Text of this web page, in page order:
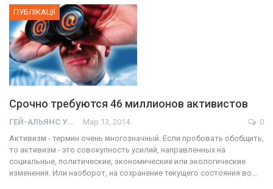
ПУБЛІКАЦІЇ
Срочно требуются 46 миллионов активистов
ГЕЙ-АЛЬЯНС УКРАИНА Мар 13, 2014
0
Активизм - термин очень многозначный. Если пробовать обобщить,
то активизм - это совокупность усилий, направленных на
социальные, политические, экономические или экологические
изменения. Или наоборот, на сохранение текущего состояния во…